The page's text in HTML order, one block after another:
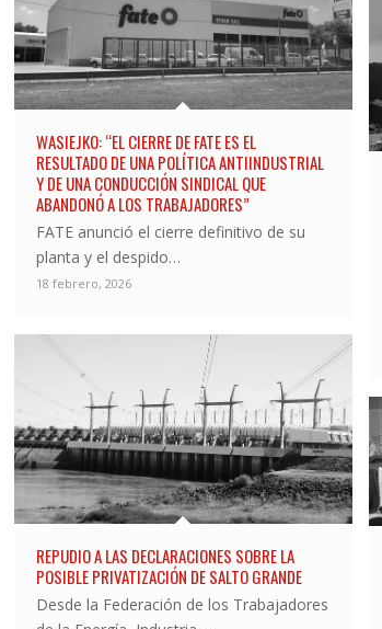
WASIEJKO: “EL CIERRE DE FATE ES EL
RESULTADO DE UNA POLÍTICA ANTIINDUSTRIAL
Y DE UNA CONDUCCIÓN SINDICAL QUE
ABANDONÓ A LOS TRABAJADORES”
FATE anunció el cierre definitivo de su
planta y el despido…
18 febrero, 2026
REPUDIO A LAS DECLARACIONES SOBRE LA
POSIBLE PRIVATIZACIÓN DE SALTO GRANDE
Desde la Federación de los Trabajadores